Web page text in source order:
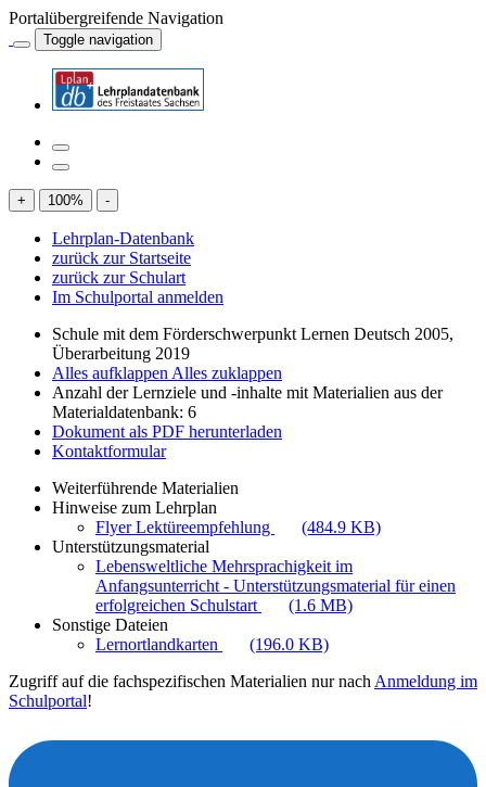
Portalübergreifende Navigation
Toggle navigation
+ 100% -
Lehrplan-Datenbank
zurück zur Startseite
zurück zur Schulart
Im Schulportal anmelden
Schule mit dem Förderschwerpunkt Lernen Deutsch 2005,
Überarbeitung 2019
Alles aufklappen Alles zuklappen
Anzahl der Lernziele und -inhalte mit Materialien aus der
Materialdatenbank: 6
Dokument als PDF herunterladen
Kontaktformular
Weiterführende Materialien
Hinweise zum Lehrplan
Flyer Lektüreempfehlung
(484.9 KB)
Unterstützungsmaterial
Lebensweltliche Mehrsprachigkeit im
Anfangsunterricht - Unterstützungsmaterial für einen
erfolgreichen Schulstart
(1.6 MB)
Sonstige Dateien
Lernortlandkarten
(196.0 KB)
Zugriff auf die fachspezifischen Materialien nur nach Anmeldung im
Schulportal!